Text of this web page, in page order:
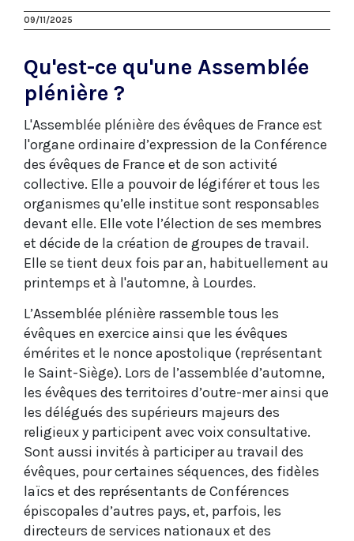
09/11/2025
Qu'est-ce qu'une Assemblée
plénière ?
L'Assemblée plénière des évêques de France est
l'organe ordinaire d’expression de la Conférence
des évêques de France et de son activité
collective. Elle a pouvoir de légiférer et tous les
organismes qu’elle institue sont responsables
devant elle. Elle vote l’élection de ses membres
et décide de la création de groupes de travail.
Elle se tient deux fois par an, habituellement au
printemps et à l'automne, à Lourdes.
L’Assemblée plénière rassemble tous les
évêques en exercice ainsi que les évêques
émérites et le nonce apostolique (représentant
le Saint-Siège). Lors de l’assemblée d’automne,
les évêques des territoires d’outre-mer ainsi que
les délégués des supérieurs majeurs des
religieux y participent avec voix consultative.
Sont aussi invités à participer au travail des
évêques, pour certaines séquences, des fidèles
laïcs et des représentants de Conférences
épiscopales d’autres pays, et, parfois, les
directeurs de services nationaux et des